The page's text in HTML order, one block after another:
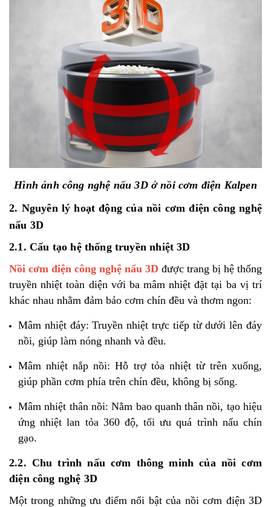
Hình ảnh công nghệ nấu 3D ở nồi cơm điện Kalpen
2. Nguyên lý hoạt động của nồi cơm điện công nghệ
nấu 3D
2.1. Cấu tạo hệ thống truyền nhiệt 3D
Nồi cơm điện công nghệ nấu 3D được trang bị hệ thống
truyền nhiệt toàn diện với ba mâm nhiệt đặt tại ba vị trí
khác nhau nhằm đảm bảo cơm chín đều và thơm ngon:
Mâm nhiệt đáy: Truyền nhiệt trực tiếp từ dưới lên đáy
nồi, giúp làm nóng nhanh và đều.
Mâm nhiệt nắp nồi: Hỗ trợ tỏa nhiệt từ trên xuống,
giúp phần cơm phía trên chín đều, không bị sống.
Mâm nhiệt thân nồi: Nằm bao quanh thân nồi, tạo hiệu
ứng nhiệt lan tỏa 360 độ, tối ưu quá trình nấu chín
gạo.
2.2. Chu trình nấu cơm thông minh của nồi cơm
điện công nghệ 3D
Một trong những ưu điểm nổi bật của nồi cơm điện 3D